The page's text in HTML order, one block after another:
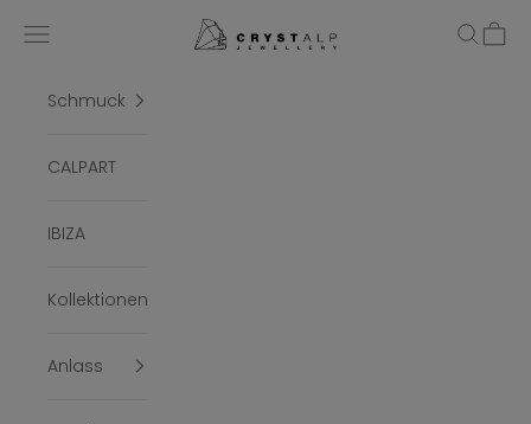
crystalpjewelry
Menü Suchen
Schmuck
CALPART
IBIZA
Kollektionen
Anlass